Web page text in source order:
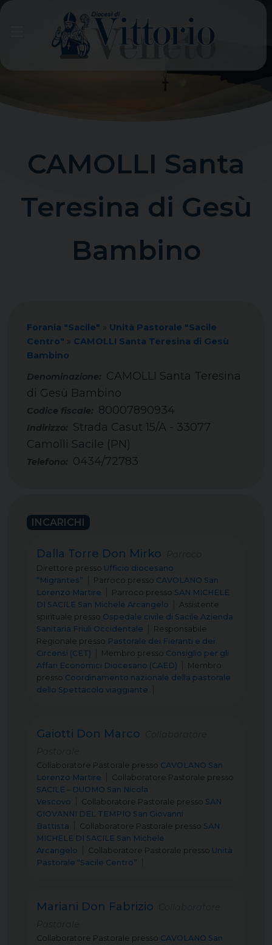
CAMOLLI Santa
Teresina di Gesù
Bambino
Forania "Sacile" » Unità Pastorale "Sacile
Centro" » CAMOLLI Santa Teresina di Gesù
Bambino
CAMOLLI Santa Teresina
di Gesù Bambino
Codice fiscale: 80007890934
Telefono: 0434/72783
Indirizzo: Strada Casut 15/A - 33077
Camolli Sacile (PN)
INCARICHI
Dalla Torre Don Mirko
Direttore presso Ufficio diocesano
“Migrantes”
Parroco presso CAVOLANO San
Lorenzo Martire
Parroco presso SAN MICHELE
DI SACILE San Michele Arcangelo
Assistente
spirituale presso Ospedale civile di Sacile Azienda
Sanitaria Friuli Occidentale
Responsabile
Regionale presso Pastorale dei Fieranti e dei
Circensi (CET)
Membro presso Consiglio per gli
Affari Economici Diocesano (CAED)
Membro
presso Coordinamento nazionale della pastorale
dello Spettacolo viaggiante
Gaiotti Don Marco
Collaboratore Pastorale presso CAVOLANO San
Lorenzo Martire
Collaboratore Pastorale presso
SACILE – DUOMO San Nicola
Vescovo
Collaboratore Pastorale presso SAN
GIOVANNI DEL TEMPIO San Giovanni
Battista
Collaboratore Pastorale presso SAN
MICHELE DI SACILE San Michele
Arcangelo
Collaboratore Pastorale presso Unità
Pastorale “Sacile Centro”
Mariani Don Fabrizio
Collaboratore Pastorale presso CAVOLANO San